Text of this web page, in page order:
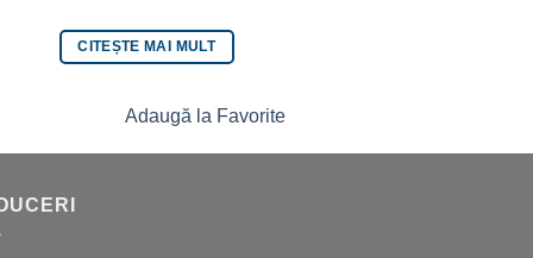
CITEȘTE MAI MULT
Adaugă la Favorite